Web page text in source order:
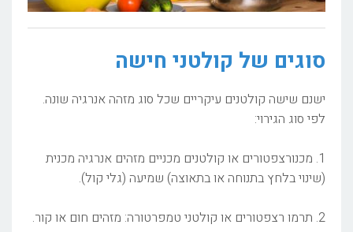
סוגים של קולטני חישה
ישנם שישה קולטנים עיקריים שכל סוג מזהה אנרגיה שונה.
לפי סוג הגירוי:
1. מכנורצפטורים או קולטנים מכניים מזהים אנרגיה מכנית
(שינוי בלחץ בתנוחה או בתאוצה) שמיעה (גלי קול).
2. תרמו רצפטורים או קולטני טמפרטורה: מזהים חום או קור.